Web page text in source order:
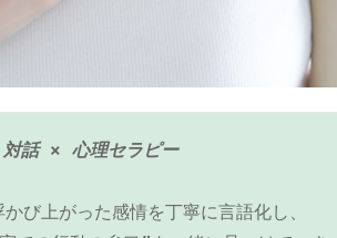
話 × 心理セラピー
び上がった感情を丁寧に言語化し、